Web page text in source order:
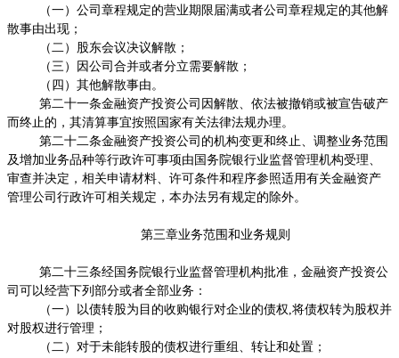
（一）公司章程规定的营业期限届满或者公司章程规定的其他解
散事由出现；
（二）股东会议决议解散；
（三）因公司合并或者分立需要解散；
（四）其他解散事由。
第二十一条金融资产投资公司因解散、依法被撤销或被宣告破产
而终止的，其清算事宜按照国家有关法律法规办理。
第二十二条金融资产投资公司的机构变更和终止、调整业务范围
及增加业务品种等行政许可事项由国务院银行业监督管理机构受理、
审查并决定，相关申请材料、许可条件和程序参照适用有关金融资产
管理公司行政许可相关规定，本办法另有规定的除外。
第三章业务范围和业务规则
第二十三条经国务院银行业监督管理机构批准，金融资产投资公
司可以经营下列部分或者全部业务：
（一）以债转股为目的收购银行对企业的债权,将债权转为股权并
对股权进行管理；
（二）对于未能转股的债权进行重组、转让和处置；